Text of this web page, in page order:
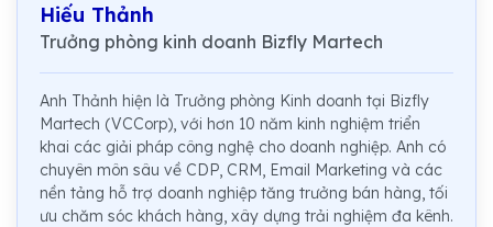
Hiếu Thảnh
Trưởng phòng kinh doanh Bizfly Martech
Anh Thảnh hiện là Trưởng phòng Kinh doanh tại Bizfly
Martech (VCCorp), với hơn 10 năm kinh nghiệm triển
khai các giải pháp công nghệ cho doanh nghiệp. Anh có
chuyên môn sâu về CDP, CRM, Email Marketing và các
nền tảng hỗ trợ doanh nghiệp tăng trưởng bán hàng, tối
ưu chăm sóc khách hàng, xây dựng trải nghiệm đa kênh.